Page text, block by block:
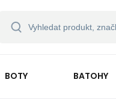
BOTY BATOHY